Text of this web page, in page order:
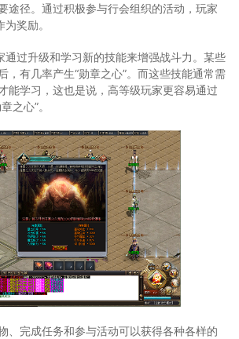
途径。通过积极参与行会组织的活动，玩家
奖励。
通过升级和学习新的技能来增强战斗力。某些
，有几率产生“勋章之心”。而这些技能通常需
能学习，这也是说，高等级玩家更容易通过
之心”。
、完成任务和参与活动可以获得各种各样的